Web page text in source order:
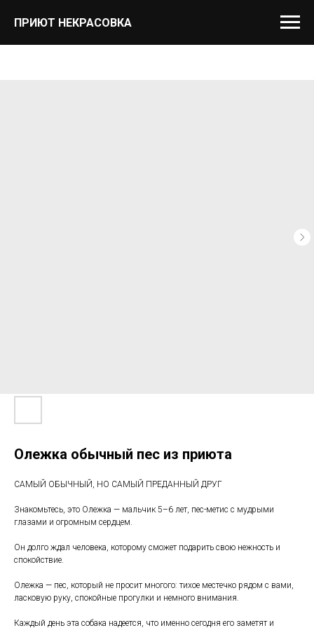
ПРИЮТ НЕКРАСОВКА
Олежка обычный пес из приюта
САМЫЙ ОБЫЧНЫЙ, НО САМЫЙ ПРЕДАННЫЙ ДРУГ
Знакомьтесь, это Олежка — мальчик 5–6 лет, пес-метис с мудрыми
глазами и огромным сердцем.
Он долго ждал человека, которому сможет подарить свою нежность и
спокойствие.
Олежка — пес, который не просит многого: тихое местечко рядом с вами,
ласковую руку, спокойные прогулки и немного внимания.
Каждый день эта собака надеется, что именно сегодня его заметят и